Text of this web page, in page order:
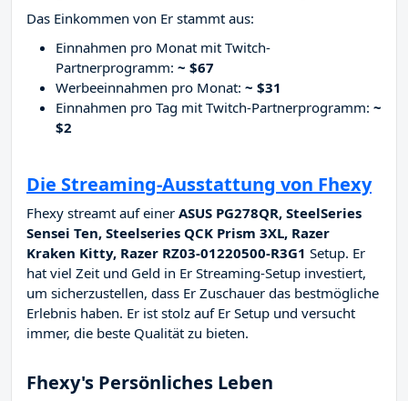
Das Einkommen von Er stammt aus:
Einnahmen pro Monat mit Twitch-
Partnerprogramm: ~ $67
Werbeeinnahmen pro Monat: ~ $31
Einnahmen pro Tag mit Twitch-Partnerprogramm: ~
$2
Die Streaming-Ausstattung von Fhexy
Fhexy streamt auf einer ASUS PG278QR, SteelSeries
Sensei Ten, Steelseries QCK Prism 3XL, Razer
Kraken Kitty, Razer RZ03-01220500-R3G1 Setup. Er
hat viel Zeit und Geld in Er Streaming-Setup investiert,
um sicherzustellen, dass Er Zuschauer das bestmögliche
Erlebnis haben. Er ist stolz auf Er Setup und versucht
immer, die beste Qualität zu bieten.
Fhexy's Persönliches Leben